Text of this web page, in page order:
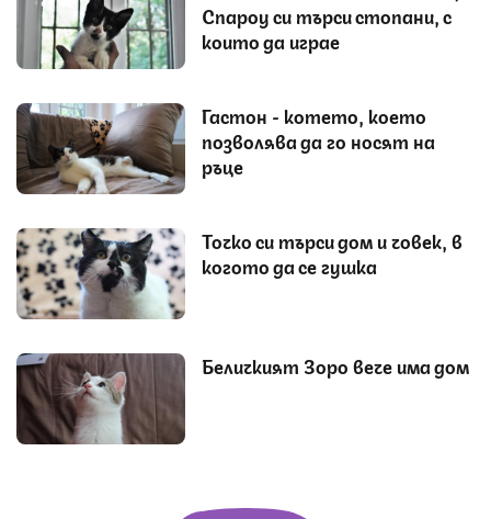
Спароу си търси стопани, с
които да играе
Гастон - котето, което
позволява да го носят на
ръце
Точко си търси дом и човек, в
когото да се гушка
Беличкият Зоро вече има дом